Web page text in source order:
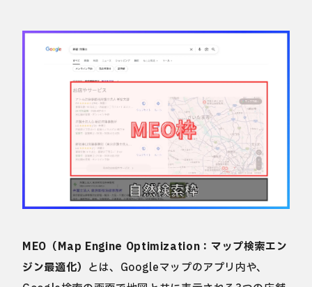
MEO（Map Engine Optimization：マップ検索エン
ジン最適化） とは、Googleマップのアプリ内や、